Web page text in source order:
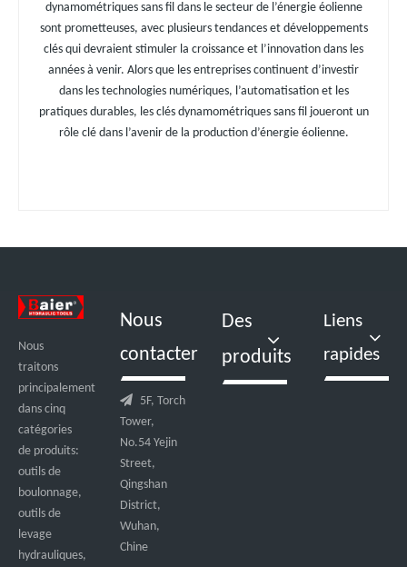
dynamométriques sans fil dans le secteur de l’énergie éolienne
sont prometteuses, avec plusieurs tendances et développements
clés qui devraient stimuler la croissance et l’innovation dans les
années à venir. Alors que les entreprises continuent d’investir
dans les technologies numériques, l’automatisation et les
pratiques durables, les clés dynamométriques sans fil joueront un
rôle clé dans l’avenir de la production d’énergie éolienne.
Nous
traitons
principalement
dans cinq
catégories
de produits:
outils de
boulonnage,
outils de
levage
hydrauliques,
Nous
contacter
 5F, Torch
Tower,
No.54 Yejin
Street,
Qingshan
District,
Wuhan,
Chine
Des
produits
Liens
rapides